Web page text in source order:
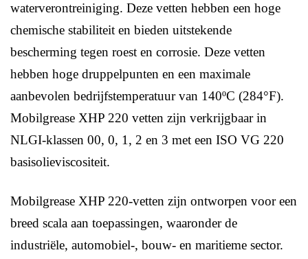
waterverontreiniging. Deze vetten hebben een hoge
chemische stabiliteit en bieden uitstekende
bescherming tegen roest en corrosie. Deze vetten
hebben hoge druppelpunten en een maximale
aanbevolen bedrijfstemperatuur van 140ºC (284°F).
Mobilgrease XHP 220 vetten zijn verkrijgbaar in
NLGI-klassen 00, 0, 1, 2 en 3 met een ISO VG 220
basisolieviscositeit.
Mobilgrease XHP 220-vetten zijn ontworpen voor een
breed scala aan toepassingen, waaronder de
industriële, automobiel-, bouw- en maritieme sector.